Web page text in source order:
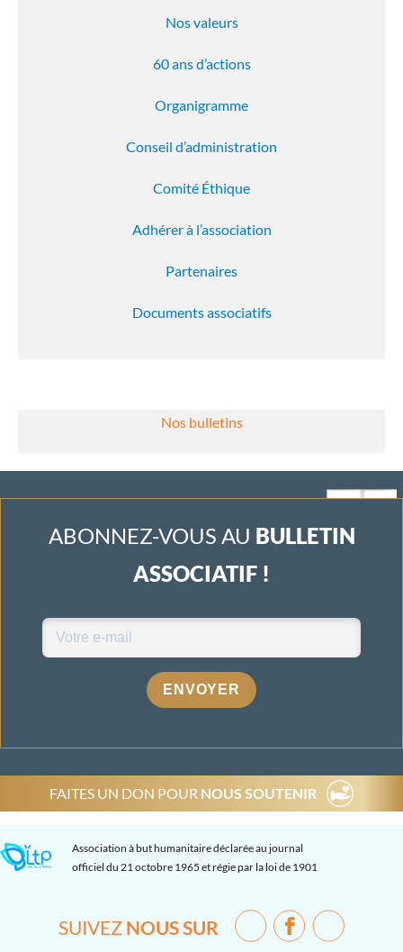
Nos valeurs
60 ans d’actions
Organigramme
Conseil d’administration
Comité Éthique
Adhérer à l’association
Partenaires
Documents associatifs
Nos bulletins
ABONNEZ-VOUS AU BULLETIN
ASSOCIATIF !
ENVOYER
FAITES UN DON POUR NOUS SOUTENIR
Association à but humanitaire déclarée au journal
officiel du 21 octobre 1965 et régie par la loi de 1901
SUIVEZ NOUS SUR